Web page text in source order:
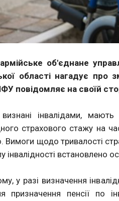
об'єднане
області нагадує про
повідомляє на своїй
інвалідами,
страхового стажу на
Вимоги щодо тривалості
інвалідності встановлено
у разі визначення
призначення пенсії по